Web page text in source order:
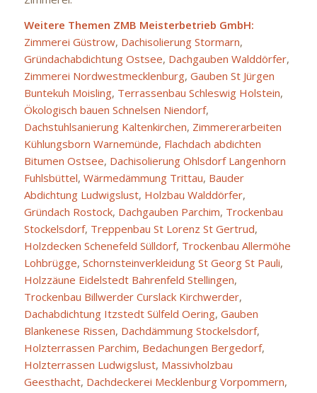
Weitere Themen ZMB Meisterbetrieb GmbH:
Zimmerei Güstrow, Dachisolierung Stormarn,
Gründachabdichtung Ostsee, Dachgauben Walddörfer,
Zimmerei Nordwestmecklenburg, Gauben St Jürgen
Buntekuh Moisling, Terrassenbau Schleswig Holstein,
Ökologisch bauen Schnelsen Niendorf,
Dachstuhlsanierung Kaltenkirchen, Zimmererarbeiten
Kühlungsborn Warnemünde, Flachdach abdichten
Bitumen Ostsee, Dachisolierung Ohlsdorf Langenhorn
Fuhlsbüttel, Wärmedämmung Trittau, Bauder
Abdichtung Ludwigslust, Holzbau Walddörfer,
Gründach Rostock, Dachgauben Parchim, Trockenbau
Stockelsdorf, Treppenbau St Lorenz St Gertrud,
Holzdecken Schenefeld Sülldorf, Trockenbau Allermöhe
Lohbrügge, Schornsteinverkleidung St Georg St Pauli,
Holzzäune Eidelstedt Bahrenfeld Stellingen,
Trockenbau Billwerder Curslack Kirchwerder,
Dachabdichtung Itzstedt Sülfeld Oering, Gauben
Blankenese Rissen, Dachdämmung Stockelsdorf,
Holzterrassen Parchim, Bedachungen Bergedorf,
Holzterrassen Ludwigslust, Massivholzbau
Geesthacht, Dachdeckerei Mecklenburg Vorpommern,